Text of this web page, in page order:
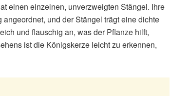
einen einzelnen, unverzweigten Stängel. Ihre
und der Stängel trägt eine dichte
und flauschig an, was der Pflanze hilft,
ist die Königskerze leicht zu erkennen,